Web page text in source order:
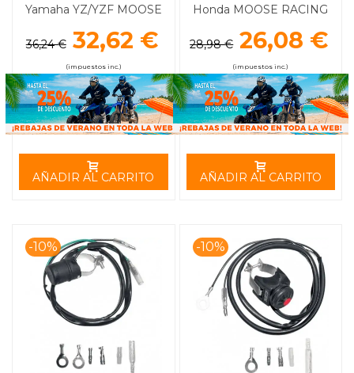
Yamaha YZ/YZF MOOSE
36,24 € 32,62 €
(impuestos inc.)
AÑADIR AL CARRITO
Honda MOOSE RACING
28,98 € 26,08 €
(impuestos inc.)
AÑADIR AL CARRITO
-10% -10%